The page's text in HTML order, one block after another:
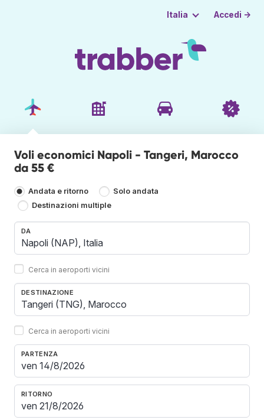
Italia Accedi →
Voli economici Napoli - Tangeri, Marocco
da 55 €
Andata e ritorno
Solo andata
Destinazioni multiple
DA
Cerca in aeroporti vicini
DESTINAZIONE
Cerca in aeroporti vicini
PARTENZA
RITORNO